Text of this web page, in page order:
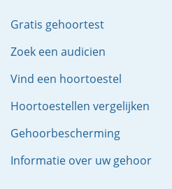
Gratis gehoortest
Zoek een audicien
Vind een hoortoestel
Hoortoestellen vergelijken
Gehoorbescherming
Informatie over uw gehoor